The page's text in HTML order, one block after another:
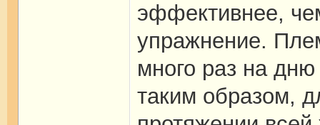
эффективнее,
упражнение.
много раз на
таким образом,